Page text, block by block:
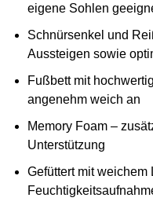
eigene Sohlen
Schnürsenkel und
Aussteigen sowie
Fußbett mit
angenehm weich an
Memory Foam –
Unterstützung
Gefüttert mit weichem